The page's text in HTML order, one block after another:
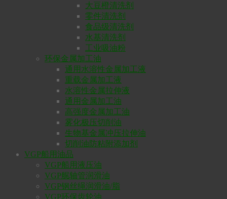
大豆橙清洗剂
零件清洗剂
食品级清洗剂
水基清洗剂
工业吸油粉
环保金属加工油
通用水溶性金属加工液
重载金属加工液
水溶性金属拉伸液
通用金属加工油
高强度金属加工油
雾化极压切削油
生物基金属冲压拉伸油
切削油防粘附添加剂
VGP船用油品
VGP船用液压油
VGP艉轴管润滑油
VGP钢丝绳润滑油/脂
VGP环保齿轮油